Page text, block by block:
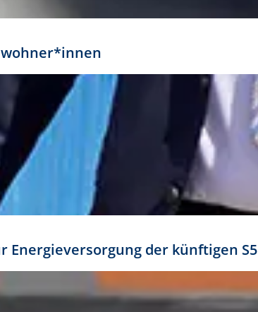
der künftigen S5